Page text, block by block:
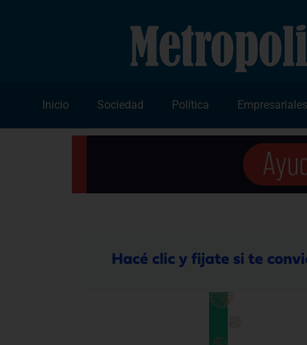
Inicio Sociedad Política Empresariales